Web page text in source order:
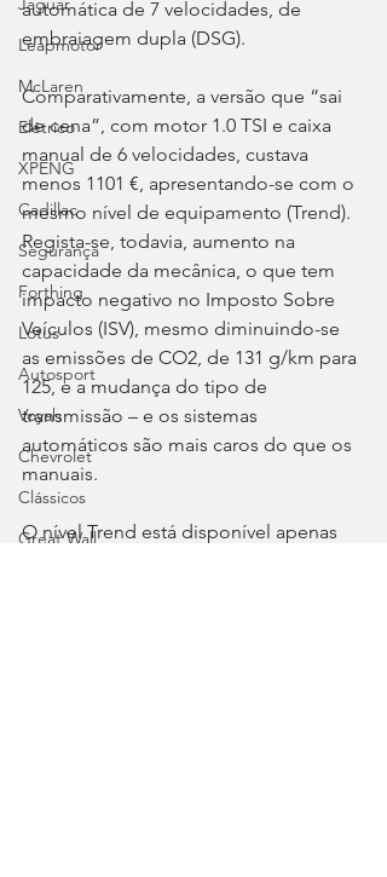
Leapmotor
McLaren
Elétrico
XPENG
Cadillac
Segurança
Forthing
Lotus
Autosport
Voyah
Chevrolet
Clássicos
Great Wall
automática de 7 velocidades, de
embraiagem dupla (DSG).
Comparativamente, a versão que “sai
de cena”, com motor 1.0 TSI e caixa
manual de 6 velocidades, custava
menos 1101 €, apresentando-se com o
mesmo nível de equipamento (Trend).
Regista-se, todavia, aumento na
capacidade da mecânica, o que tem
impacto negativo no Imposto Sobre
Veículos (ISV), mesmo diminuindo-se
as emissões de CO2, de 131 g/km para
125, e a mudança do tipo de
transmissão – e os sistemas
automáticos são mais caros do que os
manuais.
O nível Trend está disponível apenas